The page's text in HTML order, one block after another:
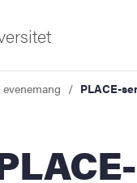
PLACE-